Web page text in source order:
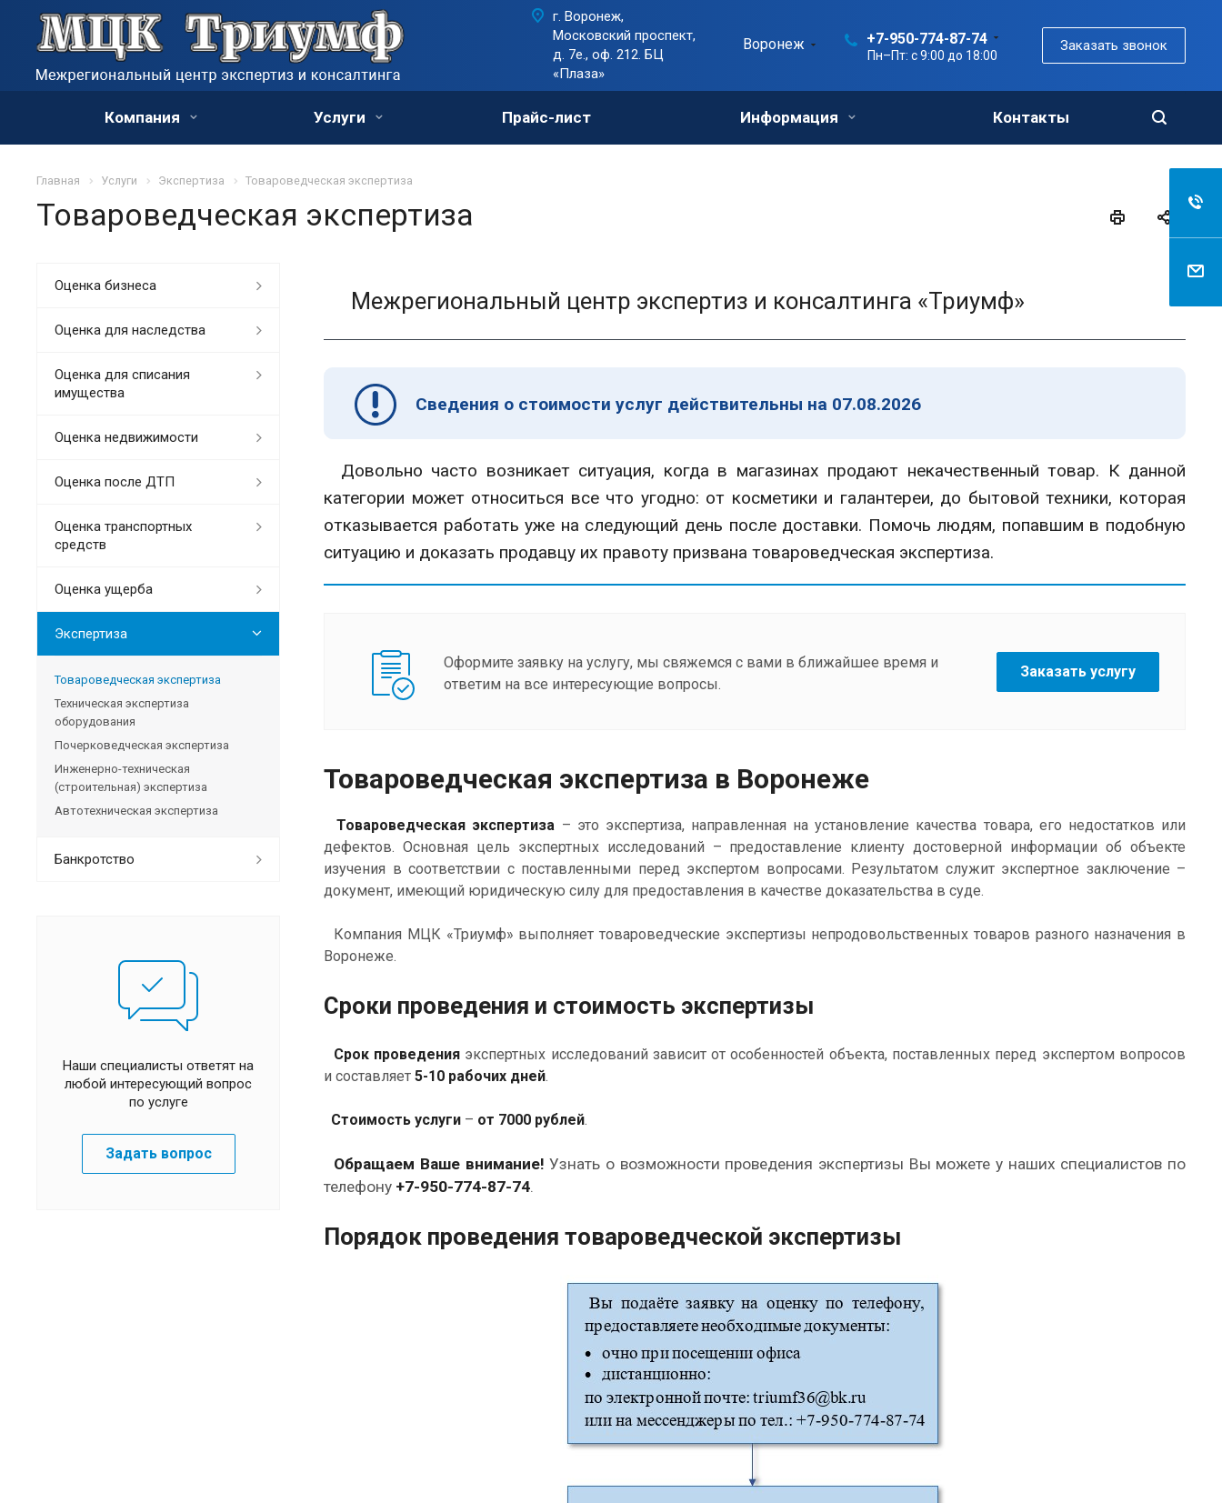
Воронеж +7-950-774-87-74
Пн–Пт: с 9:00 до 18:00
Заказать звонок
г. Воронеж,
Московский проспект,
д. 7е., оф. 212. БЦ
«Плаза»
Компания Услуги Прайс-лист Информация Контакты
Главная Услуги Экспертиза Товароведческая экспертиза
Товароведческая экспертиза
Межрегиональный центр экспертиз и консалтинга «Триумф»
Сведения о стоимости услуг действительны на 07.08.2026
Довольно часто возникает ситуация, когда в магазинах продают некачественный товар. К данной
категории может относиться все что угодно: от косметики и галантереи, до бытовой техники, которая
отказывается работать уже на следующий день после доставки. Помочь людям, попавшим в подобную
ситуацию и доказать продавцу их правоту призвана товароведческая экспертиза.
Оформите заявку на услугу, мы свяжемся с вами в ближайшее время и
ответим на все интересующие вопросы.
Заказать услугу
Товароведческая экспертиза в Воронеже
Товароведческая экспертиза – это экспертиза, направленная на установление качества товара, его недостатков или
дефектов. Основная цель экспертных исследований – предоставление клиенту достоверной информации об объекте
изучения в соответствии с поставленными перед экспертом вопросами. Результатом служит экспертное заключение –
документ, имеющий юридическую силу для предоставления в качестве доказательства в суде.
Компания МЦК «Триумф» выполняет товароведческие экспертизы непродовольственных товаров разного назначения в
Воронеже.
Сроки проведения и стоимость экспертизы
Срок проведения экспертных исследований зависит от особенностей объекта, поставленных перед экспертом вопросов
и составляет 5-10 рабочих дней.
Стоимость услуги – от 7000 рублей.
Обращаем Ваше внимание! Узнать о возможности проведения экспертизы Вы можете у наших специалистов по
телефону +7-950-774-87-74
Порядок проведения товароведческой экспертизы
Оценка бизнеса
Оценка для наследства
Оценка для списания
имущества
Оценка недвижимости
Оценка после ДТП
Оценка транспортных
средств
Оценка ущерба
Экспертиза
Товароведческая экспертиза
Техническая экспертиза
оборудования
Почерковедческая экспертиза
Инженерно-техническая
(строительная) экспертиза
Автотехническая экспертиза
Банкротство
Наши специалисты ответят на
любой интересующий вопрос
по услуге
Задать вопрос